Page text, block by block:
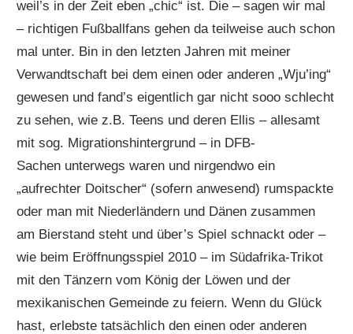
weil’s in der Zeit eben „chic“ ist. Die – sagen wir mal
– richtigen Fußballfans gehen da teilweise auch schon
mal unter. Bin in den letzten Jahren mit meiner
Verwandtschaft bei dem einen oder anderen „Wju’ing“
gewesen und fand’s eigentlich gar nicht sooo schlecht
zu sehen, wie z.B. Teens und deren Ellis – allesamt
mit sog. Migrationshintergrund – in DFB-
Sachen unterwegs waren und nirgendwo ein
„aufrechter Doitscher“ (sofern anwesend) rumspackte
oder man mit Niederländern und Dänen zusammen
am Bierstand steht und über’s Spiel schnackt oder –
wie beim Eröffnungsspiel 2010 – im Südafrika-Trikot
mit den Tänzern vom König der Löwen und der
mexikanischen Gemeinde zu feiern. Wenn du Glück
hast, erlebste tatsächlich den einen oder anderen